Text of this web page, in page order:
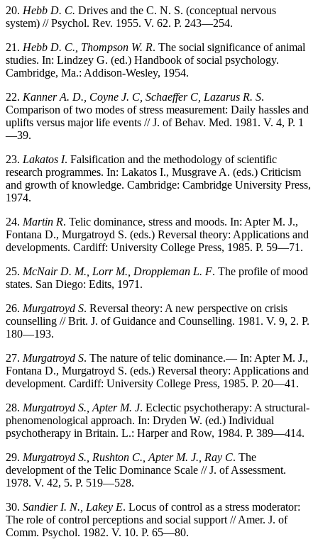
20. Hebb D. С. Drives and the С. N. S. (conceptual nervous
system) // Psychol. Rev. 1955. V. 62. P. 243—254.
21. Hebb D. C., Thompson W. R. The social significance of animal
studies. In: Lindzey G. (ed.) Handbook of social psychology.
Cambridge, Ma.: Addison-Wesley, 1954.
22. Kanner A. D., Coyne J. C, Schaeffer C, Lazarus R. S.
Comparison of two modes of stress measurement: Daily hassles and
uplifts versus major life events // J. of Behav. Med. 1981. V. 4, P. 1
—39.
23. Lakatos I. Falsification and the methodology of scientific
research programmes. In: Lakatos I., Musgrave A. (eds.) Criticism
and growth of knowledge. Cambridge: Cambridge University Press,
1974.
24. Martin R. Telic dominance, stress and moods. In: Apter M. J.,
Fontana D., Murgatroyd S. (eds.) Reversal theory: Applications and
developments. Cardiff: University College Press, 1985. P. 59—71.
25. McNair D. M., Lorr M., Droppleman L. F. The profile of mood
states. San Diego: Edits, 1971.
26. Murgatroyd S. Reversal theory: A new perspective on crisis
counselling // Brit. J. of Guidance and Counselling. 1981. V. 9, 2. P.
180—193.
27. Murgatroyd S. The nature of telic dominance.— In: Apter M. J.,
Fontana D., Murgatroyd S. (eds.) Reversal theory: Applications and
development. Cardiff: University College Press, 1985. P. 20—41.
28. Murgatroyd S., Apter M. J. Eclectic psychotherapy: A structural-
phenomenological approach. In: Dryden W. (ed.) Individual
psychotherapy in Britain. L.: Harper and Row, 1984. P. 389—414.
29. Murgatroyd S., Rushton C., Apter M. J., Ray С. The
development of the Telic Dominance Scale // J. of Assessment.
1978. V. 42, 5. P. 519—528.
30. Sandier I. N., Lakey E. Locus of control as a stress moderator:
The role of control perceptions and social support // Amer. J. of
Comm. Psychol. 1982. V. 10. P. 65—80.